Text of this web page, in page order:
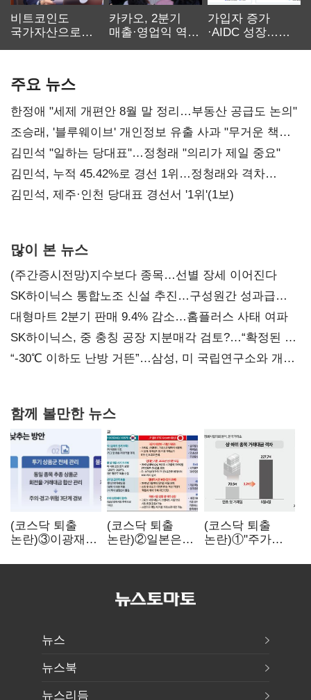
비트코인도
국가자산으로…'
카카오, 2분기
매출·영업익 역대
가입자 증가
·AIDC 성장…
주요 뉴스
한정애 "세제 개편안 8월 말 정리…부동산 공급도 논의"
조승래, '블루웨이브' 개인정보 유출 사과 "무거운 책임
통감"
김민석 "일하는 당대표"…정청래 "의리가 제일 중요"
김민석, 누적 45.42%로 경선 1위…정청래와 격차
0.86%p(2보)
김민석, 제주·인천 당대표 경선서 '1위'(1보)
많이 본 뉴스
(주간증시전망)지수보다 종목…선별 장세 이어진다
SK하이닉스 통합노조 신설 추진…구성원간 성과급
불만 확산
대형마트 2분기 판매 9.4% 감소…홈플러스 사태 여파
SK하이닉스, 중 충칭 공장 지분매각 검토?…“확정된 바
없어”
“-30℃ 이하도 난방 거뜬”…삼성, 미 국립연구소와 개발
함께 볼만한 뉴스
(코스닥 퇴출
논란)③이광재
자동차 없애지는
(코스닥 퇴출
논란)②일본은
기다려주는데
퇴출?…
시간만으론
(코스닥 퇴출
논란)①"주가
옥토 태운다"…
뉴스
뉴스북
뉴스리듬